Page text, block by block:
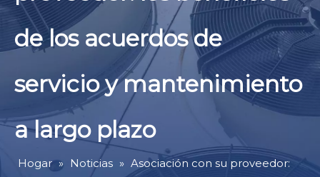
de los acuerdos de
servicio y mantenimiento
a largo plazo
Hogar » Noticias » Asociación con su proveedor: